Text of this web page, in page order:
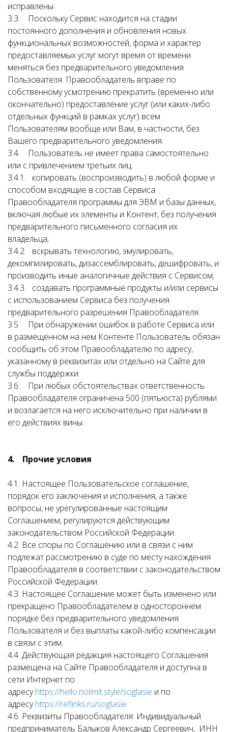
исправлены.
3.3. Поскольку Сервис находится на стадии
постоянного дополнения и обновления новых
функциональных возможностей, форма и характер
предоставляемых услуг могут время от времени
меняться без предварительного уведомления
Пользователя. Правообладатель вправе по
собственному усмотрению прекратить (временно или
окончательно) предоставление услуг (или каких-либо
отдельных функций в рамках услуг) всем
Пользователям вообще или Вам, в частности, без
Вашего предварительного уведомления.
3.4. Пользователь не имеет права самостоятельно
или с привлечением третьих лиц:
3.4.1. копировать (воспроизводить) в любой форме и
способом входящие в состав Сервиса
Правообладателя программы для ЭВМ и базы данных,
включая любые их элементы и Контент, без получения
предварительного письменного согласия их
владельца;
3.4.2. вскрывать технологию, эмулировать,
декомпилировать, дизассемблировать, дешифровать, и
производить иные аналогичные действия с Сервисом;
3.4.3. создавать программные продукты и/или сервисы
с использованием Сервиса без получения
предварительного разрешения Правообладателя.
3.5. При обнаружении ошибок в работе Сервиса или
в размещенном на нем Контенте Пользователь обязан
сообщить об этом Правообладателю по адресу,
указанному в реквизитах или отдельно на Сайте для
службы поддержки.
3.6. При любых обстоятельствах ответственность
Правообладателя ограничена 500 (пятьюста) рублями
и возлагается на него исключительно при наличии в
его действиях вины.
4. Прочие условия
4.1. Настоящее Пользовательское соглашение,
порядок его заключения и исполнения, а также
вопросы, не урегулированные настоящим
Соглашением, регулируются действующим
законодательством Российской Федерации.
4.2. Все споры по Соглашению или в связи с ним
подлежат рассмотрению в суде по месту нахождения
Правообладателя в соответствии с законодательством
Российской Федерации.
4.3. Настоящее Соглашение может быть изменено или
прекращено Правообладателем в одностороннем
порядке без предварительного уведомления
Пользователя и без выплаты какой-либо компенсации
в связи с этим.
4.4. Действующая редакция настоящего Соглашения
размещена на Сайте Правообладателя и доступна в
сети Интернет по
адресуhttps://hello.nolimit.style/soglasie и по
адресуhttps://reflinks.ru/soglasie
4.6. Реквизиты Правообладателя: Индивидуальный
предприниматель Балыков Александр Сергеевич, ИНН